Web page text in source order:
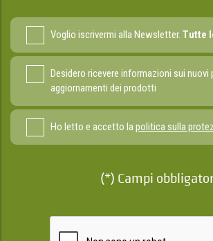
Voglio iscrivermi alla Newsletter. Tutte
Desidero ricevere informazioni sui nuovi
aggiornamenti dei prodotti
Ho letto e accetto lapolitica sulla
(*) Campi